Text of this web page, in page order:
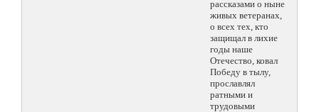
рассказами о ныне
живых ветеранах,
о всех тех, кто
защищал в лихие
годы наше
Отечество, ковал
Победу в тылу,
прославлял
ратными и
трудовыми